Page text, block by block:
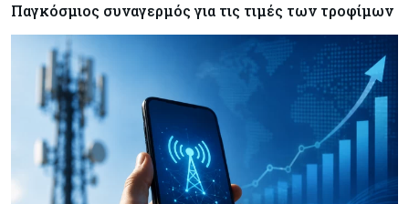
Κόσμος 07-08-2026
Ευρωπαϊκή αυτοκινητοβιομηχανία: Αναζητά
σωσίβιο στην Κίνα
Κύπρος 07-08-2026
Πώς οι κυπριακές τράπεζες «τιμολογούν» τον
πόλεμο
Παγκόσμιος συναγερμός για τις τιμές των τροφίμων